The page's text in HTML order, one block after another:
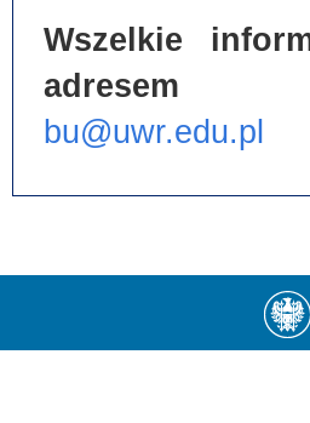
Wszelkie
adresem
bu@uwr.edu.pl